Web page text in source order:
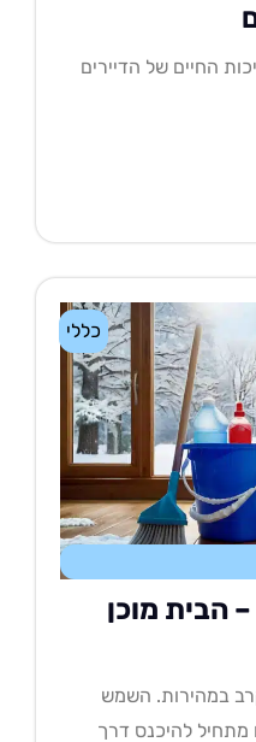
של הדיירים
כללי
מוכן
השמש
דרך